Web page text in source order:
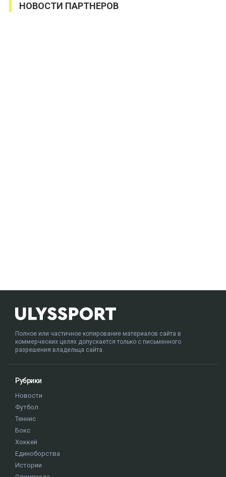
НОВОСТИ ПАРТНЕРОВ
Полное или частичное копирование материалов сайта в
коммерческих целях допускается только с письменного
разрешения владельца сайта.
Рубрики
Новости
Футбол
Теннис
Бокс
Хоккей
Единоборства
Истории